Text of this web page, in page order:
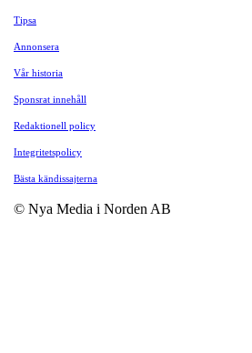
Tipsa
Annonsera
Vår historia
Sponsrat innehåll
Redaktionell policy
Integritetspolicy
Bästa kändissajterna
© Nya Media i Norden AB